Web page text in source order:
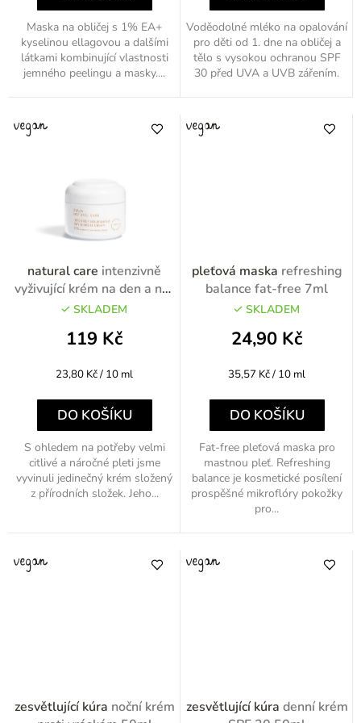
Maska na obličej s 1% EA+
kyselinou ellagovou a dalšími
látkami kombinující vlastnosti
jemného peelingu a masky....
Voděodolné mléko na opalování
pro děti od 1. dne na obličej a
tělo s vysokou ochranou SPF
30 před UVA a UVB zářením.
natural care intenzivně
vyživující krém na den a noc
50ml
SKLADEM
119 Kč
Měrná
23,80 Kč / 10 ml
DO KOŠÍKU
S ohledem na potřeby velmi
citlivé a náročné pleti jsme
vyvinuli jedinečný krém složený
z přírodních složek. Jeho...
pleťová maska refreshing
balance fat-free 7ml
SKLADEM
24,90 Kč
Měrná
35,57 Kč / 10 ml
DO KOŠÍKU
Fat-free pleťová maska pro
mastnou pleť. Refreshing
balance je kosmetické posílení
prospěšné mikroflóry pokožky
pro...
zesvětlující kúra noční krém
zesvětlující kúra denní krém